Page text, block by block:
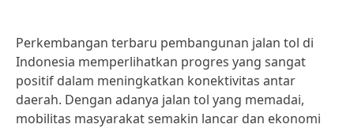
Perkembangan terbaru pembangunan jalan tol di
Indonesia memperlihatkan progres yang sangat
positif dalam meningkatkan konektivitas antar
daerah. Dengan adanya jalan tol yang memadai,
mobilitas masyarakat semakin lancar dan ekonomi